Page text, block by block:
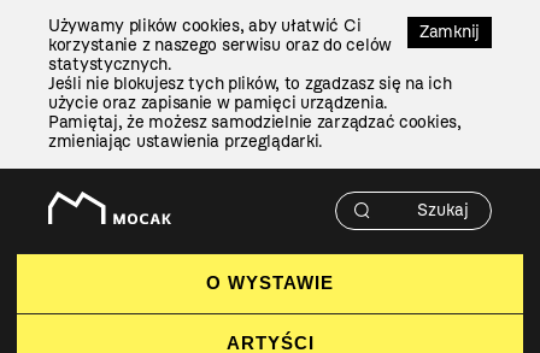
Zamknij
Używamy plików cookies, aby ułatwić Ci
korzystanie z naszego serwisu oraz do celów
statystycznych.
Jeśli nie blokujesz tych plików, to zgadzasz się na ich
użycie oraz zapisanie w pamięci urządzenia.
Pamiętaj, że możesz samodzielnie zarządzać cookies,
zmieniając ustawienia przeglądarki.
O WYSTAWIE
ARTYŚCI